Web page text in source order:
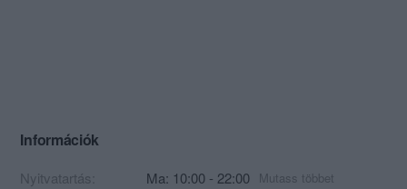
Információk
Nyitvatartás: Ma: 10:00 - 22:00 Mutass többet